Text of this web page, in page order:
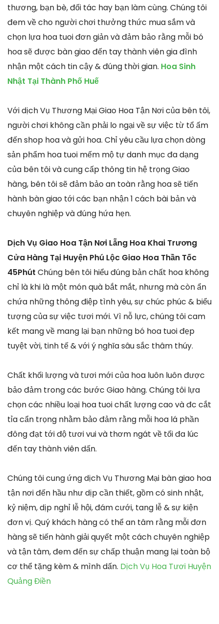
thương, bạn bè, đối tác hay bạn làm cùng. Chúng tôi
đem về cho người chơi thưởng thức mua sắm và
chọn lựa hoa tuoi đơn giản và đảm bảo rằng mỗi bó
hoa sẽ được bàn giao đến tay thành viên gia đình
nhận một cách tin cậy & đúng thời gian. Hoa Sinh
Nhật Tại Thành Phố Huế
Với dịch Vụ Thương Mại Giao Hoa Tận Nơi của bên tôi,
người chơi không cần phải lo ngại về sự việc từ tổ ấm
đến shop hoa và gửi hoa. Chỉ yêu cầu lựa chọn dòng
sản phẩm hoa tuoi mếm mộ tự danh mục đa dạng
của bên tôi và cung cấp thông tin hệ trọng Giao
hàng, bên tôi sẽ đảm bảo an toàn rằng hoa sẽ tiến
hành bàn giao tới các bạn nhận 1 cách bài bản và
chuyên nghiệp và đúng hứa hẹn.
Dịch Vụ Giao Hoa Tận Nơi Lẵng Hoa Khai Trương
Cửa Hàng Tại Huyện Phú Lộc Giao Hoa Thần Tốc
45Phút Chúng bên tôi hiểu đúng bản chất hoa không
chỉ là khi là một món quà bắt mắt, nhưng mà còn ẩn
chứa những thông điệp tình yêu, sự chúc phúc & biểu
tượng của sự việc tươi mới. Vì nỗ lực, chúng tôi cam
kết mang về mang lại bạn những bó hoa tuoi đẹp
tuyệt vời, tinh tế & với ý nghĩa sâu sắc thâm thúy.
Chất khối lượng và tươi mới của hoa luôn luôn được
bảo đảm trong các bước Giao hàng. Chúng tôi lựa
chọn các nhiều loại hoa tuoi chất lượng cao và đc cắt
tỉa cẩn trọng nhằm bảo đảm rằng mỗi hoa lá phần
đông đạt tới độ tươi vui và thơm ngát về tối đa lúc
đến tay thành viên dấn.
Chúng tôi cung ứng dịch Vụ Thương Mại bàn giao hoa
tận nơi đến hầu như dịp cần thiết, gồm có sinh nhật,
kỷ niệm, dịp nghỉ lễ hội, đám cưới, tang lễ & sự kiện
đơn vị. Quý khách hàng có thể an tâm rằng mỗi đơn
hàng sẽ tiến hành giải quyết một cách chuyên nghiệp
và tận tâm, đem đến sự chấp thuận mang lại toàn bộ
cơ thể tặng kèm & mình dấn. Dịch Vụ Hoa Tươi Huyện
Quảng Điền